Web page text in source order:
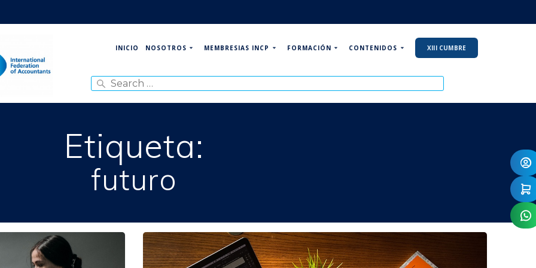
INICIO NOSOTROS MEMBRESIAS INCP FORMACIÓN CONTENIDOS XIII CUMBRE
for:
Etiqueta:
futuro